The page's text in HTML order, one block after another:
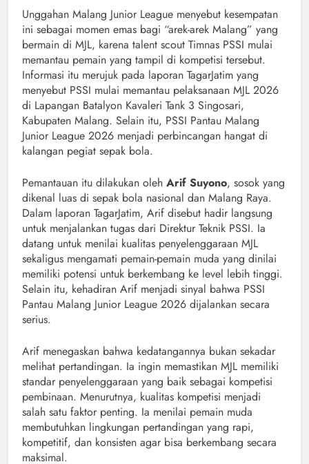
Unggahan Malang Junior League menyebut kesempatan
ini sebagai momen emas bagi “arek-arek Malang” yang
bermain di MJL, karena talent scout Timnas PSSI mulai
memantau pemain yang tampil di kompetisi tersebut.
Informasi itu merujuk pada laporan TagarJatim yang
menyebut PSSI mulai memantau pelaksanaan MJL 2026
di Lapangan Batalyon Kavaleri Tank 3 Singosari,
Kabupaten Malang. Selain itu, PSSI Pantau Malang
Junior League 2026 menjadi perbincangan hangat di
kalangan pegiat sepak bola.
Pemantauan itu dilakukan oleh Arif Suyono, sosok yang
dikenal luas di sepak bola nasional dan Malang Raya.
Dalam laporan TagarJatim, Arif disebut hadir langsung
untuk menjalankan tugas dari Direktur Teknik PSSI. Ia
datang untuk menilai kualitas penyelenggaraan MJL
sekaligus mengamati pemain-pemain muda yang dinilai
memiliki potensi untuk berkembang ke level lebih tinggi.
Selain itu, kehadiran Arif menjadi sinyal bahwa PSSI
Pantau Malang Junior League 2026 dijalankan secara
serius.
Arif menegaskan bahwa kedatangannya bukan sekadar
melihat pertandingan. Ia ingin memastikan MJL memiliki
standar penyelenggaraan yang baik sebagai kompetisi
pembinaan. Menurutnya, kualitas kompetisi menjadi
salah satu faktor penting. Ia menilai pemain muda
membutuhkan lingkungan pertandingan yang rapi,
kompetitif, dan konsisten agar bisa berkembang secara
maksimal.